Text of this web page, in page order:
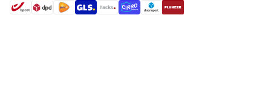
shipment methods